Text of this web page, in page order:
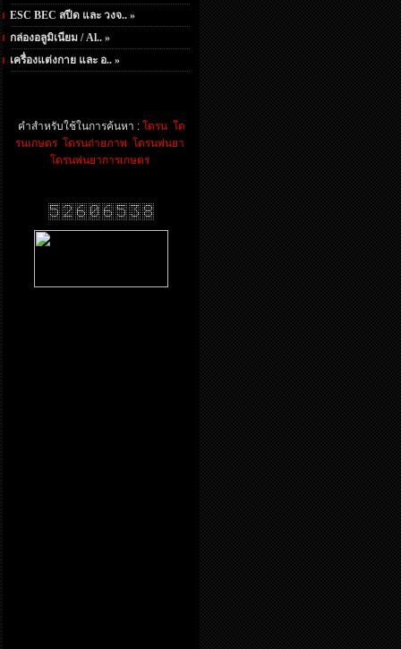
ESC BEC สปีด และ วงจ.. »
กล่องอลูมิเนียม / Al.. »
เครื่องแต่งกาย และ อ.. »
คำสำหรับใช้ในการค้นหา : โดรน โด
รนเกษตร โดรนถ่ายภาพ โดรนพ่นยา
โดรนพ่นยาการเกษตร